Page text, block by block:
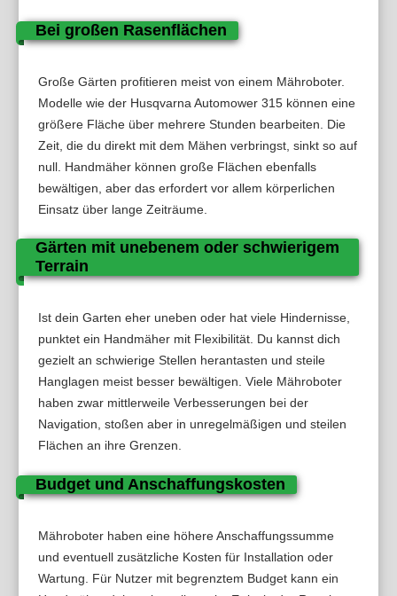
Bei großen Rasenflächen
Große Gärten profitieren meist von einem Mähroboter.
Modelle wie der Husqvarna Automower 315 können eine
größere Fläche über mehrere Stunden bearbeiten. Die
Zeit, die du direkt mit dem Mähen verbringst, sinkt so auf
null. Handmäher können große Flächen ebenfalls
bewältigen, aber das erfordert vor allem körperlichen
Einsatz über lange Zeiträume.
Gärten mit unebenem oder schwierigem
Terrain
Ist dein Garten eher uneben oder hat viele Hindernisse,
punktet ein Handmäher mit Flexibilität. Du kannst dich
gezielt an schwierige Stellen herantasten und steile
Hanglagen meist besser bewältigen. Viele Mähroboter
haben zwar mittlerweile Verbesserungen bei der
Navigation, stoßen aber in unregelmäßigen und steilen
Flächen an ihre Grenzen.
Budget und Anschaffungskosten
Mähroboter haben eine höhere Anschaffungssumme
und eventuell zusätzliche Kosten für Installation oder
Wartung. Für Nutzer mit begrenztem Budget kann ein